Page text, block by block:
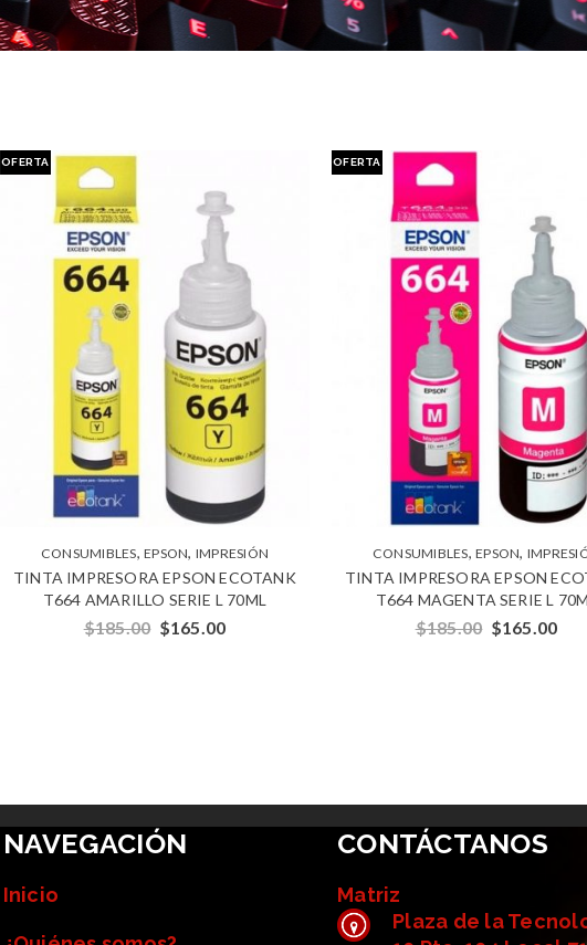
OFERTA
CONSUMIBLES,EPSON, IMPRESIÓN
TINTA IMPRESORA EPSON ECOTANK
T664 AMARILLO SERIE L 70ML
$185.00 $165.00
OFERTA
CONSUMIBLES,EPSON,
TINTA IMPRESORA EPSON
T664 MAGENTA SERIE L
$185.00 $165.00
NAVEGACIÓN
Inicio
CONTÁCTANOS
Matriz
Plaza de la